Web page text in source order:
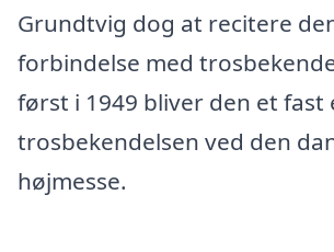
Grundtvig dog at recitere
forbindelse med
først i 1949 bliver den et fast
trosbekendelsen ved den
højmesse.